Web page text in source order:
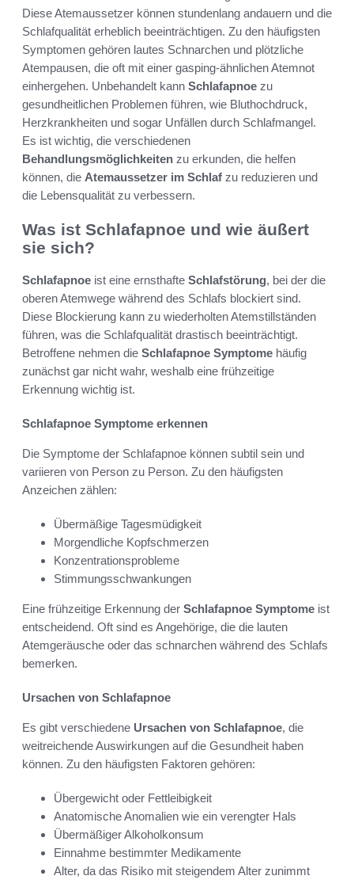
Diese Atemaussetzer können stundenlang andauern und die
Schlafqualität erheblich beeinträchtigen. Zu den häufigsten
Symptomen gehören lautes Schnarchen und plötzliche
Atempausen, die oft mit einer gasping-ähnlichen Atemnot
einhergehen. Unbehandelt kann Schlafapnoe zu
gesundheitlichen Problemen führen, wie Bluthochdruck,
Herzkrankheiten und sogar Unfällen durch Schlafmangel.
Es ist wichtig, die verschiedenen
Behandlungsmöglichkeiten zu erkunden, die helfen
können, die Atemaussetzer im Schlaf zu reduzieren und
die Lebensqualität zu verbessern.
Was ist Schlafapnoe und wie äußert
sie sich?
Schlafapnoe ist eine ernsthafte Schlafstörung, bei der die
oberen Atemwege während des Schlafs blockiert sind.
Diese Blockierung kann zu wiederholten Atemstillständen
führen, was die Schlafqualität drastisch beeinträchtigt.
Betroffene nehmen die Schlafapnoe Symptome häufig
zunächst gar nicht wahr, weshalb eine frühzeitige
Erkennung wichtig ist.
Schlafapnoe Symptome erkennen
Die Symptome der Schlafapnoe können subtil sein und
variieren von Person zu Person. Zu den häufigsten
Anzeichen zählen:
Übermäßige Tagesmüdigkeit
Morgendliche Kopfschmerzen
Konzentrationsprobleme
Stimmungsschwankungen
Eine frühzeitige Erkennung der Schlafapnoe Symptome ist
entscheidend. Oft sind es Angehörige, die die lauten
Atemgeräusche oder das schnarchen während des Schlafs
bemerken.
Ursachen von Schlafapnoe
Es gibt verschiedene Ursachen von Schlafapnoe, die
weitreichende Auswirkungen auf die Gesundheit haben
können. Zu den häufigsten Faktoren gehören:
Übergewicht oder Fettleibigkeit
Anatomische Anomalien wie ein verengter Hals
Übermäßiger Alkoholkonsum
Einnahme bestimmter Medikamente
Alter, da das Risiko mit steigendem Alter zunimmt